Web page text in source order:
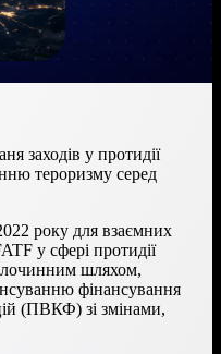
заходів у протидії
тероризму серед
року для взаємних
у сфері протидії
шляхом,
фінансування
(ПВКФ) зі змінами,